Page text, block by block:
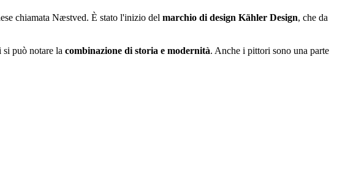
chiamata Næstved. È stato l'inizio del marchio di design Kähler Design, che da
può notare la combinazione di storia e modernità. Anche i pittori sono una parte